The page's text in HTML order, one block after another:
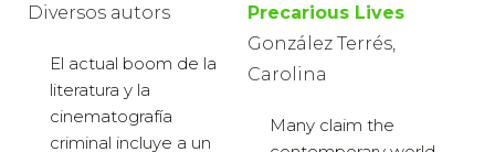
Diversos autors
El actual boom de la
literatura y la
cinematografía
criminal incluye a un
Precarious Lives
González Terrés,
Carolina
Many claim the